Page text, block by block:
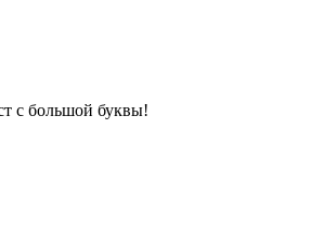
с большой буквы!